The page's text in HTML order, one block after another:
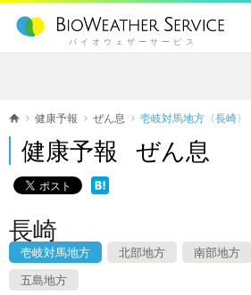
バイオウェザーサービス
健康予報 ぜん息 壱岐対馬地方〈長崎〉
健康予報 ぜん息
長崎
壱岐対馬地方 北部地方 南部地方
五島地方